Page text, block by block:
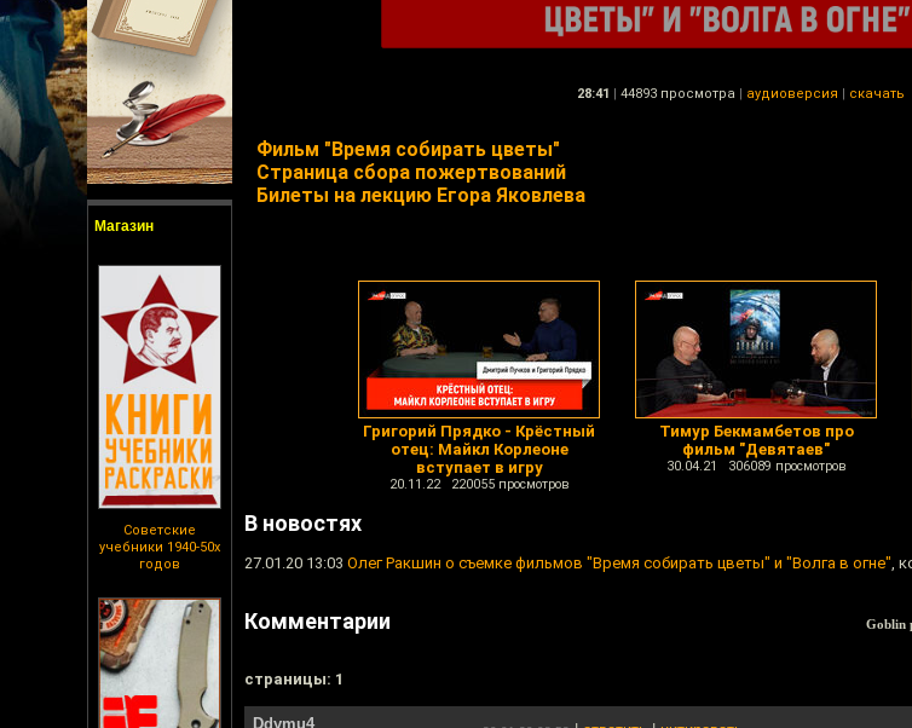
Магазин
Советские
учебники 1940-50х
годов
28:41 | 44893 просмотра | аудиоверсия | скачать
Фильм "Время собирать цветы"
Страница сбора пожертвований
Билеты на лекцию Егора Яковлева
Григорий Прядко - Крёстный
отец: Майкл Корлеоне
вступает в игру
20.11.22 220055 просмотров
Тимур Бекмамбетов про
фильм "Девятаев"
30.04.21 306089 просмотров
В новостях
27.01.20 13:03 Олег Ракшин о съемке фильмов "Время собирать цветы" и "Волга в огне",
Комментарии Goblin
cтраницы: 1
Ddymu4